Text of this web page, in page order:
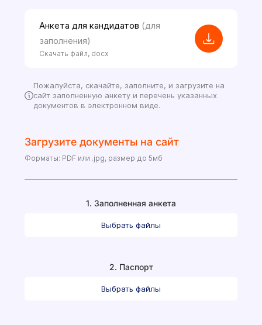
Анкета для кандидатов (для
заполнения)
Скачать файл, docx
Пожалуйста, скачайте, заполните, и загрузите на
сайт заполненную анкету и перечень указанных
документов в электронном виде.
Загрузите документы на сайт
Форматы: PDF или .jpg, размер до 5мб
1. Заполненная анкета
Выбрать файлы
2. Паспорт
Выбрать файлы